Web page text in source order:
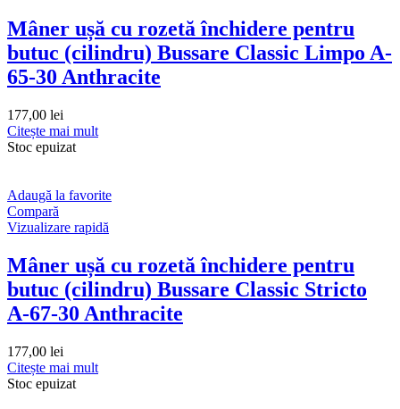
Mâner ușă cu rozetă închidere pentru
butuc (cilindru) Bussare Classic Limpo A-
65-30 Anthracite
177,00 lei
Citește mai mult
Stoc epuizat
Adaugă la favorite
Compară
Vizualizare rapidă
Mâner ușă cu rozetă închidere pentru
butuc (cilindru) Bussare Classic Stricto
A-67-30 Anthracite
177,00 lei
Citește mai mult
Stoc epuizat